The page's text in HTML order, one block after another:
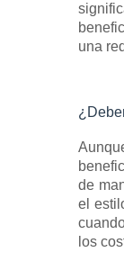
una
de
el
los